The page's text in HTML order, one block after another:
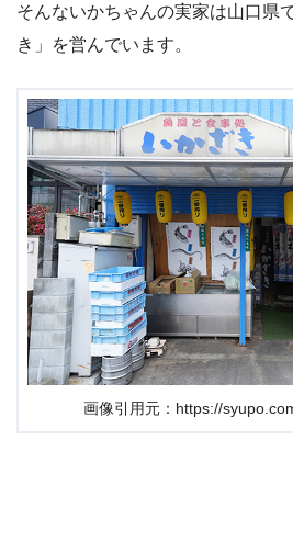
そんないかちゃんの実家は山口県
き」を営んでいます。
画像引用元：https://